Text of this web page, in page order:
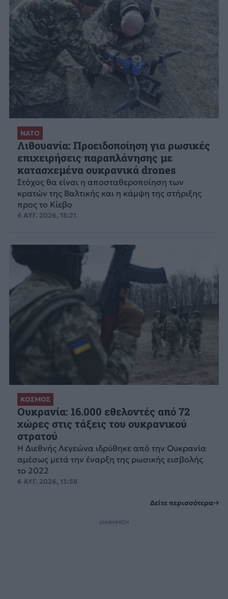
ΝΑΤΟ
Λιθουανία: Προειδοποίηση για ρωσικές
επιχειρήσεις παραπλάνησης με
κατασχεμένα ουκρανικά drones
Στόχος θα είναι η αποσταθεροποίηση των
κρατών της Βαλτικής και η κάμψη της στήριξης
προς το Κίεβο
6 ΑΥΓ. 2026, 15:21
ΚΟΣΜΟΣ
Ουκρανία: 16.000 εθελοντές από 72
χώρες στις τάξεις του ουκρανικού
στρατού
Η Διεθνής Λεγεώνα ιδρύθηκε από την Ουκρανία
αμέσως μετά την έναρξη της ρωσικής εισβολής
το 2022
6 ΑΥΓ. 2026, 13:58
Δείτε περισσότερα
ΔΙΑΦΗΜΙΣΗ